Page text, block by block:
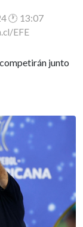
🕐 13:07
EFE
junto